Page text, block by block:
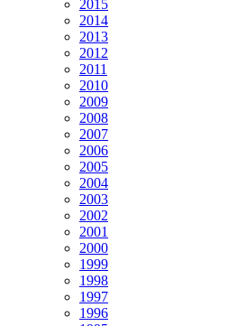
2015
2014
2013
2012
2011
2010
2009
2008
2007
2006
2005
2004
2003
2002
2001
2000
1999
1998
1997
1996